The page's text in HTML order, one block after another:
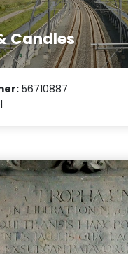
Candles
56710887